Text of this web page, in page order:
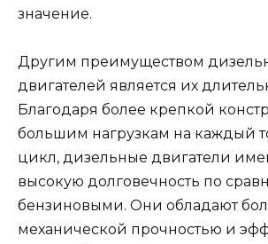
значение.
Другим преимуществом
двигателей является их
Благодаря более крепкой
большим нагрузкам на каждый
цикл, дизельные двигатели
высокую долговечность по
бензиновыми. Они обладают
механической прочностью и